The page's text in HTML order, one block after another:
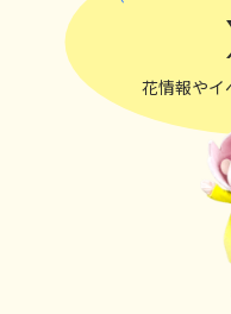
花情報やイ